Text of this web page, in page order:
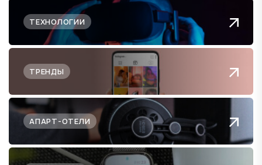
ТЕХНОЛОГИИ
ТРЕНДЫ
АПАРТ-ОТЕЛИ